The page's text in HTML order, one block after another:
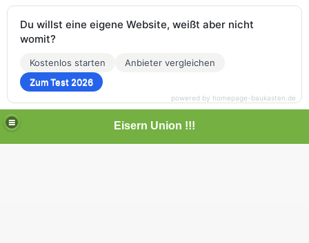
Eisern Union !!!
Du willst eine eigene Website, weißt aber nicht
womit?
Kostenlos starten
Anbieter vergleichen
Zum Test 2026
powered by homepage-baukasten.de